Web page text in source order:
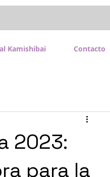
Kamishibai Contacto
2023:
para la